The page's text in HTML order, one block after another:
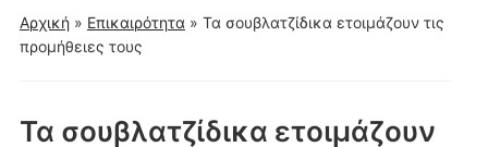
για
κινητά
Αρχική » Επικαιρότητα » Τα σουβλατζίδικα ετοιμάζουν τις
προμήθειες τους
Τα σουβλατζίδικα ετοιμάζουν